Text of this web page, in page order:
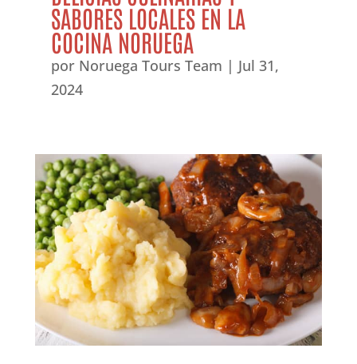
SABORES LOCALES EN LA
COCINA NORUEGA
por Noruega Tours Team | Jul 31,
2024